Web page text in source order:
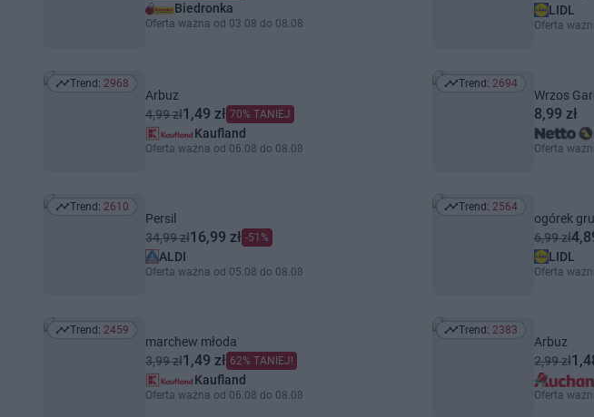
Biedronka
Oferta ważna od 03.08 do 08.08
LIDL
Oferta
Trend: 2968
Trend: 2968
Arbuz
4,99 zł1,49 zł 70% TANIEJ
Kaufland
Oferta ważna od 06.08 do 08.08
Trend: 2694
Trend: 2694
Wrzos
8,99 zł
Oferta
Trend: 2610
Trend: 2610
Persil
34,99 zł16,99 zł -51%
ALDI
Oferta ważna od 05.08 do 08.08
Trend: 2564
Trend: 2564
ogórek
6,99 zł
LIDL
Oferta
Trend: 2459
Trend: 2459
marchew młoda
3,99 zł1,49 zł 62% TANIEJ!
Kaufland
Oferta ważna od 06.08 do 08.08
Trend: 2383
Trend: 2383
Arbuz
2,99 zł
Oferta